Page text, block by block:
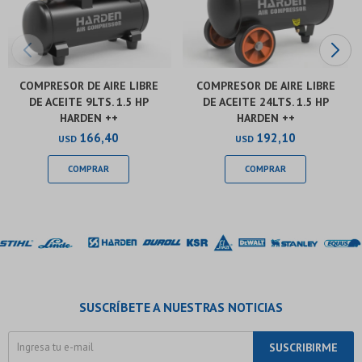
COMPRESOR DE AIRE LIBRE
DE ACEITE 9LTS. 1.5 HP
HARDEN ++
USD 166,40
COMPRESOR DE AIRE LIBRE
DE ACEITE 24LTS. 1.5 HP
HARDEN ++
USD 192,10
SUSCRÍBETE A NUESTRAS NOTICIAS
SUSCRIBIRME